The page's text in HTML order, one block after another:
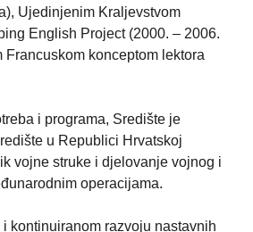
Ujedinjenim Kraljevstvom
English Project (2000. – 2006.
konceptom lektora
i programa, Središte je
u Republici Hrvatskoj
vojne struke i djelovanje vojnog i
operacijama.
kontinuiranom razvoju nastavnih